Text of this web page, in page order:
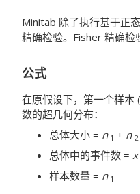
Minitab 除了执行基于正
精确检验。Fisher 精确检
公式
在原假设下，第一个样本 (
数的超几何分布：
总体大小 = n 1 + n 2
总体中的事件数 = x
样本数量 = n 1